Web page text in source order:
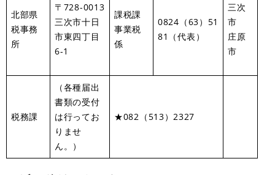
北部県
税事務
所
〒728-0013
三次市十日
市東四丁目
6-1
課税課
事業税
係
0824（63）51
81（代表）
三次
市
庄原
市
税務課
（各種届出
書類の受付
は行ってお
りませ
ん。）
★082（513）2327